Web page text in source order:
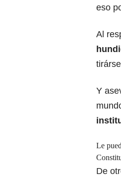
eso
Al
Y
Le
De